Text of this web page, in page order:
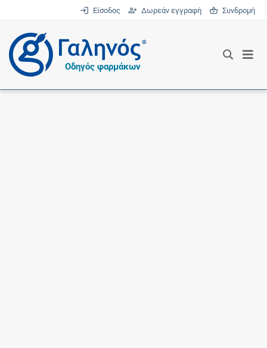
Είσοδος Δωρεάν εγγραφή Συνδρομή
®
Οδηγός φαρμάκων